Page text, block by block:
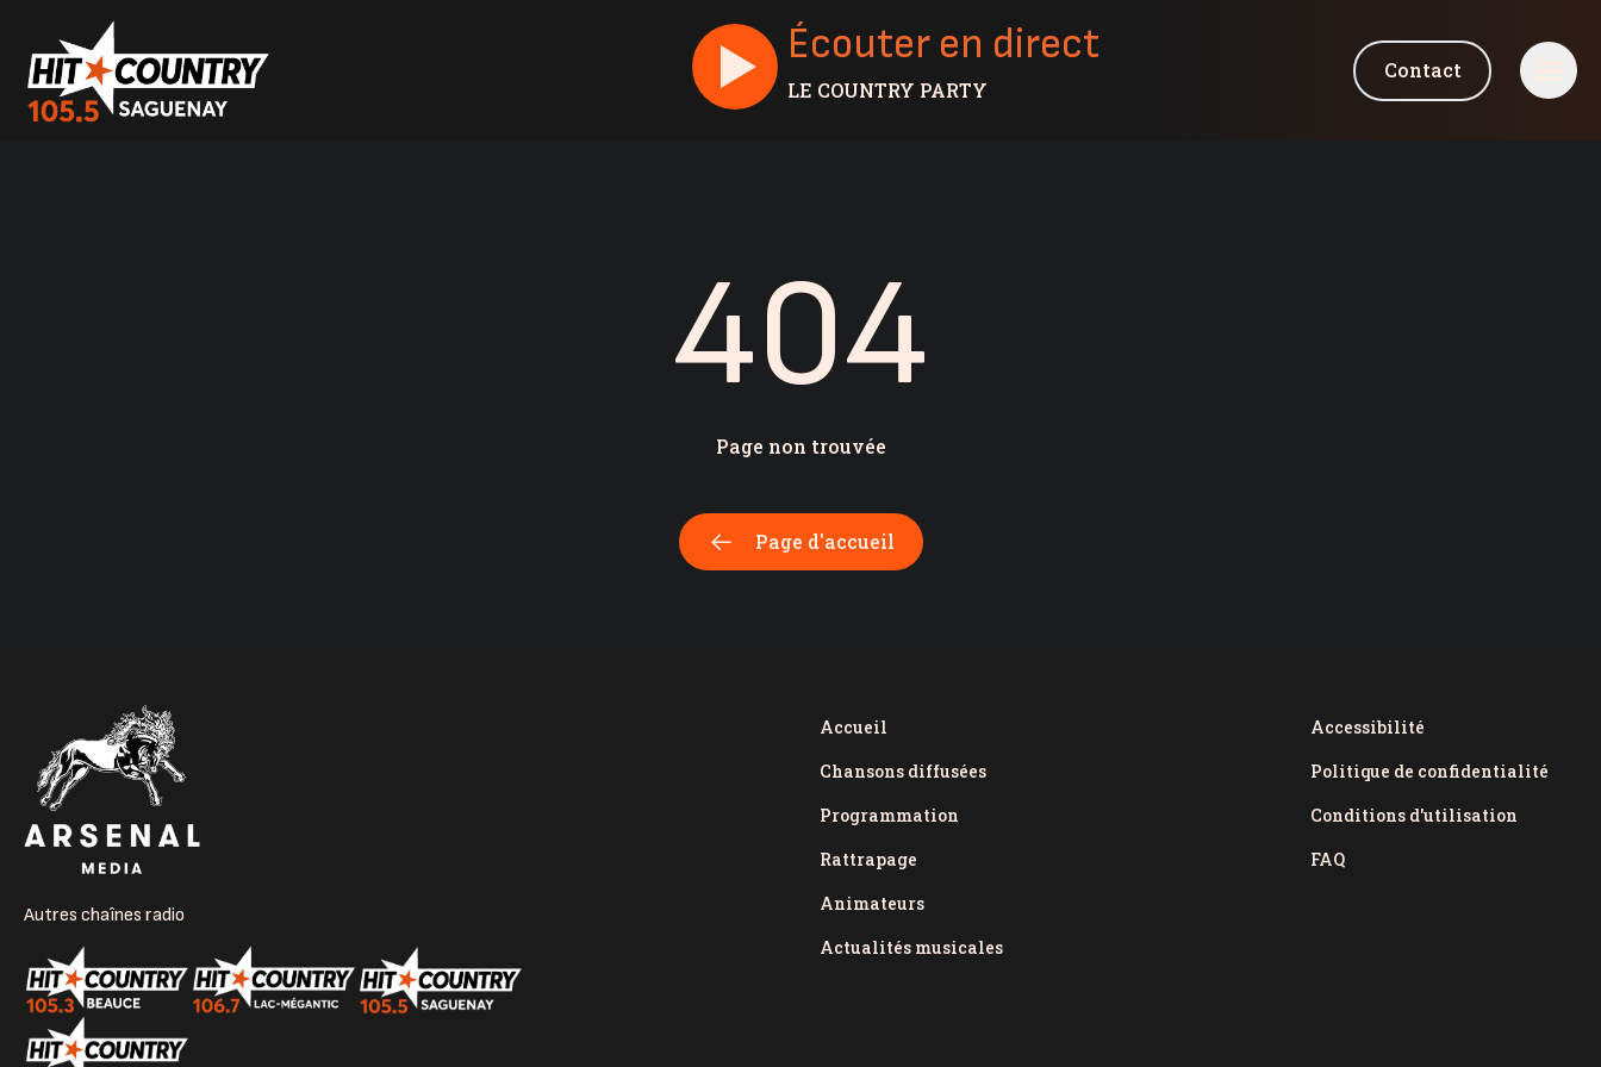
Écouter en direct
LE COUNTRY PARTY
Contact
404
Page non trouvée
Page d'accueil
Autres chaînes radio
Accueil
Chansons diffusées
Programmation
Rattrapage
Animateurs
Actualités musicales
Accessibilité
Politique de confidentialité
Conditions d'utilisation
FAQ